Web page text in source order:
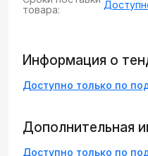
товара:
Информация о
Доступно только по
Дополнительная
Доступно только по